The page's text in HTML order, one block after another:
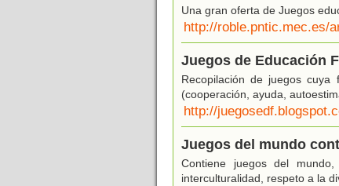
Una gran oferta de Juegos
http://roble.pntic.mec.es/
Juegos de Educación
Recopilación de juegos
(cooperación, ayuda,
http://
Juegos del mundo
Contiene juegos del
interculturalidad, respeto a la